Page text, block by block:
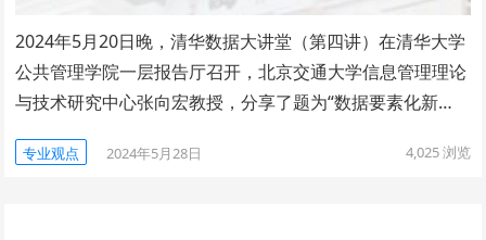
2024年5月20日晚，清华数据大讲堂（第四讲）在清华大学
公共管理学院一层报告厅召开，北京交通大学信息管理理论
与技术研究中心张向宏教授，分享了题为“数据要素化新…
专业观点 2024年5月28日 4,025浏览